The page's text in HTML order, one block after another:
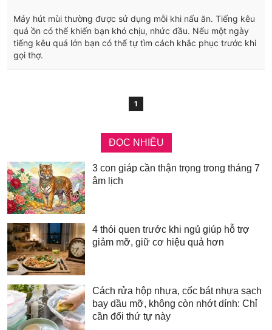
Máy hút mùi thường được sử dụng mỗi khi nấu ăn. Tiếng kêu
quá ồn có thể khiến bạn khó chịu, nhức đầu. Nếu một ngày
tiếng kêu quá lớn bạn có thể tự tìm cách khắc phục trước khi
gọi thợ.
1
ĐỌC NHIỀU
3 con giáp cần thận trọng trong tháng 7
âm lịch
4 thói quen trước khi ngủ giúp hỗ trợ
giảm mỡ, giữ cơ hiệu quả hơn
Cách rửa hộp nhựa, cốc bát nhựa sạch
bay dầu mỡ, không còn nhớt dính: Chỉ
cần đổi thứ tự này